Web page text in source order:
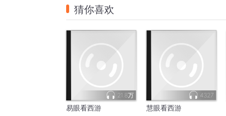
猜你喜欢
21.8万
易眼看西游
4327
慧眼看西游